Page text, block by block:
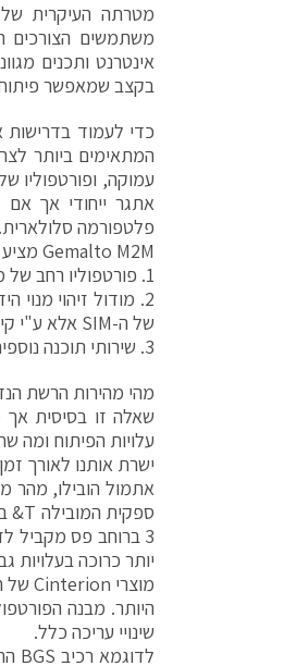
מטרתה העיקרית
משתמשים הצורכים
אינטרנט ותכנים
בקצב שמאפשר פיתוח
כדי לעמוד בדרישות
אתגר ייחודי אך
פלטפורמה סלולארית.
Gemalto M2M מציע שלושה פתרונות עיקריים:
1. פורטפוליו רחב של מודולי תקשורת M2M כמו גם טרמינלים כמוצר סופי לאיטגרציה מהירה.
של ה-SIM אלא ע"י קישור אצל ספק השירות.
3. שירותי תוכנה נוספים שנועדו לפשט את הפיתוח, לעזור באינטגרציה, אבטחת מידע ואמינות.
מהי מהירות הרשת
שאלה זו בסיסית
עלויות הפיתוח ומה
אתמול הובילו, מהר
יותר כרוכה בעלויות
שינויי עריכה כלל.